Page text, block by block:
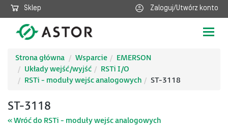
Sklep Zaloguj/Utwórz konto
Strona główna
Wsparcie
EMERSON
Układy wejść/wyjść
RSTi I/O
RSTi - moduły wejśc analogowych
ST-3118
ST-3118
« Wróć do RSTi - moduły wejśc analogowych